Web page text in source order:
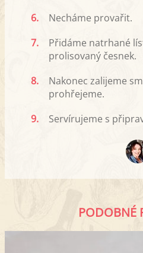
6.
Necháme provařit.
7.
Přidáme natrhané
prolisovaný česnek.
8.
Nakonec zalijeme
prohřejeme.
9.
Servírujeme s
PODOBNÉ